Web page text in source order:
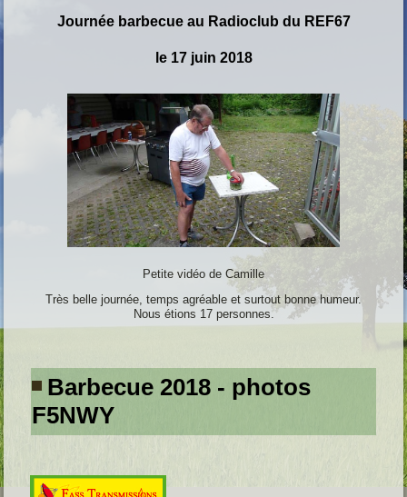
Journée barbecue au Radioclub du REF67
le 17 juin 2018
Petite vidéo de Camille
Très belle journée, temps agréable et surtout bonne humeur.
Nous étions 17 personnes.
Barbecue 2018 - photos
F5NWY